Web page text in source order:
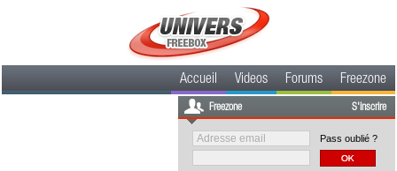
Accueil Videos Forums Freezone
Freezone S'inscrire
Pass oublié ?